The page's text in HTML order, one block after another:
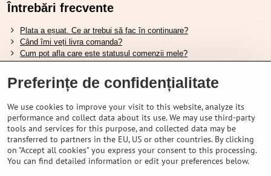
Întrebări frecvente
Plata a eșuat. Ce ar trebui să fac în continuare?
Când îmi veți livra comanda?
Cum pot afla care este statusul comenzii mele?
Nu aveți marfa pe stoc, când va fi disponibilă?
Vreau să îmi schimb comanda. Cum pot face asta?
Tabela de dimensiuni pentru încălțămintea Shimano.
Cum să alegi furca amortizată potrivită?
Cum să alegi mărimea potrivită a căștii?
Ghidul pentru acumulatorii Shimano.
Înțelegerea anvelopelor tubeless Schwalbe.
Preferințe de confidențialitate
We use cookies to improve your visit to this website, analyze its
performance and collect data about its use. We may use third-party
tools and services for this purpose, and collected data may be
transferred to partners in the EU, US or other countries. By clicking
on "Accept all cookies" you express your consent to this processing.
You can find detailed information or edit your preferences below.